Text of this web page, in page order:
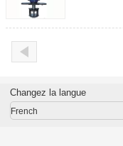
Changez la langue
French